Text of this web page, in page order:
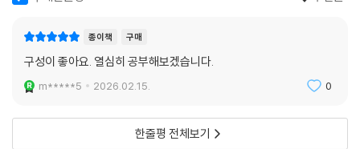
· 해당 도서의 무료 학습자료와 유료 동영상 강의는 시원스쿨 스페인어 사
이트에서 만나실 수 있습니다. (spain.siwonschool.com)
종이책 구매
구성이 좋아요. 열심히 공부해보겠습니다.
m*****5 2026.02.15. 0
한줄평 전체보기